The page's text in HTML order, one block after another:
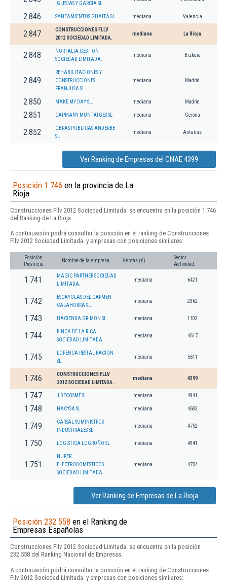
IGLESIAS Y GARCIA SL
2.846 SANEAMIENTOS GUAITA SL mediana Valencia
2.847
CONSTRUCCIONES FLLV
2012 SOCIEDAD LIMITADA.
mediana La Rioja
2.848
NORTALIA GESTION
SOCIEDAD LIMITADA.
mediana Bizkaia
2.849
REHABILITACIONES Y
CONSTRUCCIONES
FRANJUSA SL
mediana Madrid
2.850 MAKE MY DAY SL. mediana Madrid
2.851 CAPMANY MUNTATGES SL mediana Gerona
2.852
OBRAS PUBLICAS ANDERBE
SL
mediana Asturias
Ver Ranking de Empresas del CNAE 4399
Posición 1.746 en la provincia de La
Rioja
Construcciones Fllv 2012 Sociedad Limitada. se encuentra en la posición 1.746
del Ranking de La Rioja.
A continuación podrá consultar la posición en el ranking de Construcciones
Fllv 2012 Sociedad Limitada. y empresas con posiciones similares:
Posición
Provincia
Nombre de la empresa Ventas (€)
Sector
Actividad
1.741
MAGIC PARTNER SOCIEDAD
LIMITADA.
mediana 6421
1.742
ESCAYOLAS DEL CARMEN
CALAHORRA SL.
mediana 2362
1.743 HACIENDA GRIMON SL mediana 1102
1.744
FINCA DE LA RICA
SOCIEDAD LIMITADA.
mediana 4617
1.745
LORENCA RESTAURACION
SL
mediana 5611
1.746
CONSTRUCCIONES FLLV
2012 SOCIEDAD LIMITADA.
mediana 4399
1.747 J DECOSME SL mediana 4941
1.748 NACYSA SL mediana 4683
1.749
CARSAL SUMINISTROS
INDUSTRIALES SL
mediana 4752
1.750 LOGISTICA LOGROÑO SL mediana 4941
1.751
NUFER
ELECTRODOMESTICOS
SOCIEDAD LIMITADA
mediana 4754
Ver Ranking de Empresas de La Rioja
Posición 232.558 en el Ranking de
Empresas Españolas
Construcciones Fllv 2012 Sociedad Limitada. se encuentra en la posición
232.558 del Ranking Nacional de Empresas.
A continuación podrá consultar la posición en el ranking de Construcciones
Fllv 2012 Sociedad Limitada. y empresas con posiciones similares: